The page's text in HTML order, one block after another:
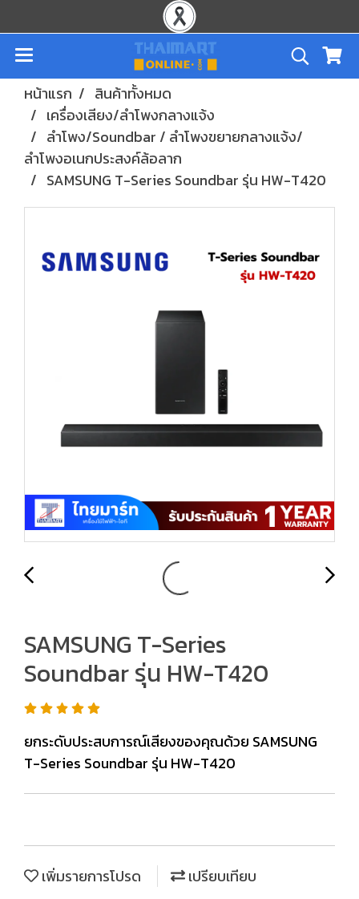
หน้าแรก
สินค้าทั้งหมด
เครื่องเสียง/ลำโพงกลางแจ้ง
ลำโพง/Soundbar / ลำโพงขยายกลางแจ้ง/
ลำโพงอเนกประสงค์ล้อลาก
SAMSUNG T-Series Soundbar รุ่น HW-T420
SAMSUNG T-Series
Soundbar รุ่น HW-T420
ยกระดับประสบการณ์เสียงของคุณด้วย SAMSUNG
T-Series Soundbar รุ่น HW-T420
เพิ่มรายการโปรด
เปรียบเทียบ